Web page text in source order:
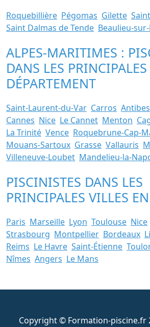
Roquebillière Pégomas Gilette
Saint Dalmas de Tende Beaulieu-
ALPES-MARITIMES :
DANS LES
DÉPARTEMENT
Saint-Laurent-du-Var Carros Antibes
Cannes Nice Le Cannet Menton
La Trinité Vence Roquebrune-Cap-
Mouans-Sartoux Grasse Vallauris
Villeneuve-Loubet Mandelieu-la-
PISCINISTES DANS LES
PRINCIPALES VILLES
Paris Marseille Lyon Toulouse Nice
Strasbourg Montpellier Bordeaux
Reims Le Havre Saint-Étienne
Nîmes Angers Le Mans
Copyright © Formation-piscine.fr